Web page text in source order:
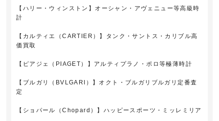
【ハリー・ウィンストン】オーシャン・アヴェニュー等高級時
計
【カルティエ（CARTIER）】タンク・サントス・カリブル高
価買取
【ピアジェ（PIAGET）】アルティプラノ・ポロ等極薄時計
【ブルガリ（BVLGARI）】オクト・ブルガリブルガリ定番査
定
【ショパール（Chopard）】ハッピースポーツ・ミッレミリア